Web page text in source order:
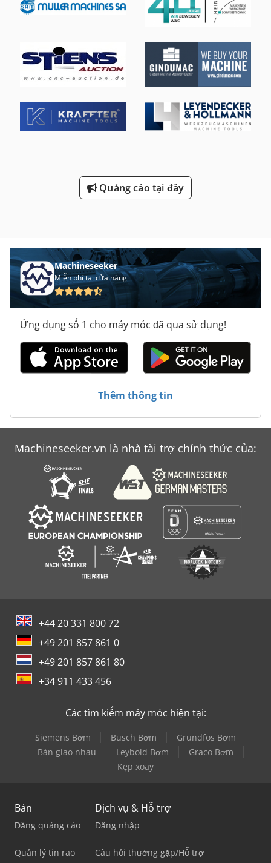
Quảng cáo tại đây
Machineseeker
Miễn phí tại cửa hàng
Ứng dụng số 1 cho máy móc đã qua sử dụng!
Thêm thông tin
Machineseeker.vn là nhà tài trợ chính thức của:
+44 20 331 800 72
+49 201 857 861 0
+49 201 857 861 80
+34 911 433 456
Các tìm kiếm máy móc hiện tại:
Siemens Bơm Busch Bơm
Grundfos Bơm
Bàn giao nhau
Leybold Bơm
Graco Bơm
Kẹp xoay
Bán
Đăng quảng cáo
Quản lý tin rao
Dịch vụ & Hỗ trợ
Đăng nhập
Câu hỏi thường gặp/Hỗ trợ